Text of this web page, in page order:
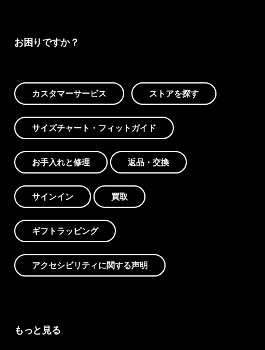
お困りですか？
カスタマーサービス ストアを探す
サイズチャート・フィットガイド
お手入れと修理 返品・交換
サインイン 買取
ギフトラッピング
アクセシビリティに関する声明
もっと見る